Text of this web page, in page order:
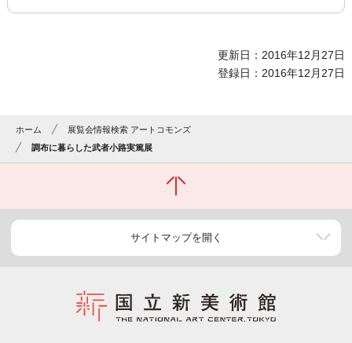
更新日：2016年12月27日
登録日：2016年12月27日
ホーム
展覧会情報検索 アートコモンズ
調布に暮らした武者小路実篤展
サイトマップを開く